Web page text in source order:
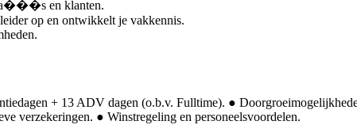
en klanten.
op en ontwikkelt je vakkennis.
+ 13 ADV dagen (o.b.v. Fulltime). ●
verzekeringen. ● Winstregeling en personeelsvoordelen.